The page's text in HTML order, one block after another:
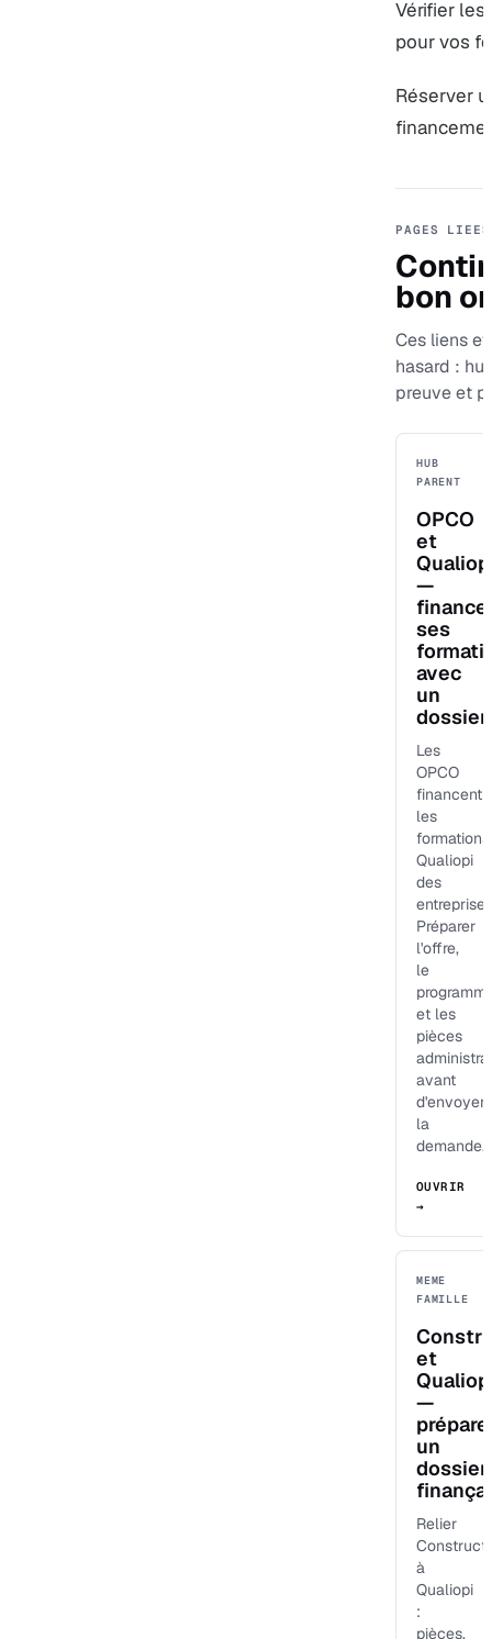
Vérifier les
pour vos
Réserver
PAGES LIEES
bon
Ces liens
hasard :
preuve et
HUB
PARENT
OPCO
et
—
ses
avec
un
dossier
Les
OPCO
financent
les
formations
Qualiopi
des
Préparer
l'offre,
le
et les
pièces
avant
d'envoyer
la
demande.
OUVRIR
→
MEME
FAMILLE
et
—
un
dossier
Relier
à
Qualiopi
:
pièces,